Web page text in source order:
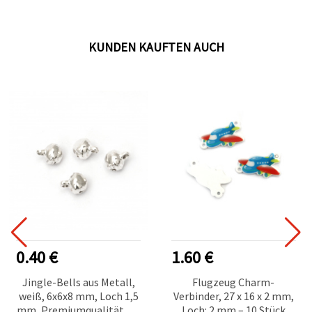
KUNDEN KAUFTEN AUCH
0.40 €
Jingle-Bells aus Metall,
weiß, 6x6x8 mm, Loch 1,5
1.60 €
Flugzeug Charm-
Verbinder, 27 x 16 x 2 mm,